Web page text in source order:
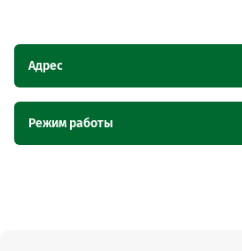
Адрес
обслуживания ОТС
Режим работы